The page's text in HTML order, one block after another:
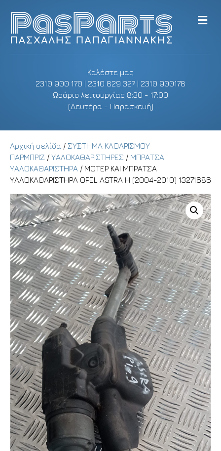
Καλέστε μας
2310 900 170 | 2310 829 327 | 2310 900178
Ωράριο λειτουργίας 8:30 - 17:00
(Δευτέρα - Παρασκευή)
M
e
Αρχική σελίδα / ΣΥΣΤΗΜΑ ΚΑΘΑΡΙΣΜΟΥ
ΠΑΡΜΠΡΙΖ / ΥΑΛΟΚΑΘΑΡΙΣΤΗΡΕΣ / ΜΠΡΑΤΣΑ
ΥΑΛΟΚΑΘΑΡΙΣΤΗΡΑ / ΜΟΤΕΡ ΚΑΙ ΜΠΡΑΤΣΑ
ΥΑΛΟΚΑΘΑΡΙΣΤΗΡΑ OPEL ASTRA H (2004-2010) 13271686